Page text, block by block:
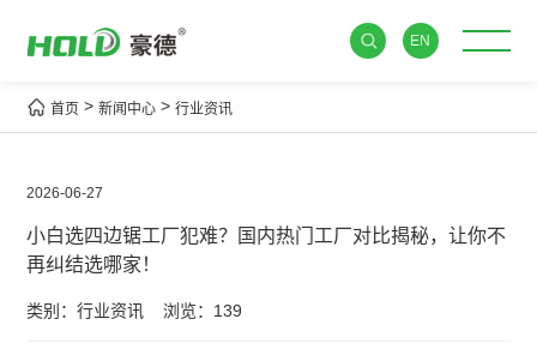
EN
首页 >新闻中心 >行业资讯
2026-06-27
小白选四边锯工厂犯难？国内热门工厂对比揭秘，让你不
再纠结选哪家！
类别：行业资讯 浏览：139